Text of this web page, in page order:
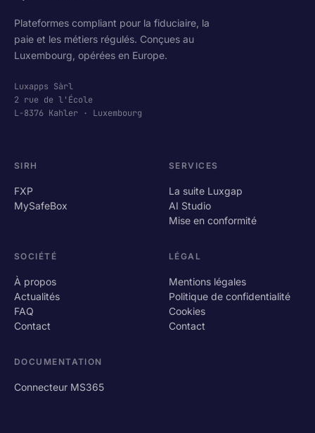
Plateformes compliant pour la fiduciaire, la
paie et les métiers régulés. Conçues au
Luxembourg, opérées en Europe.
Luxapps Sàrl
2 rue de l'École
L-8376 Kahler · Luxembourg
SIRH
FXP
MySafeBox
SERVICES
La suite Luxgap
AI Studio
Mise en conformité
SOCIÉTÉ
À propos
Actualités
FAQ
Contact
LÉGAL
Mentions légales
Politique de confidentialité
Cookies
Contact
DOCUMENTATION
Connecteur MS365